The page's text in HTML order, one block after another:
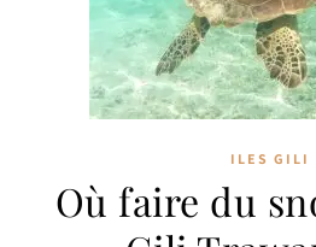
ILES GILI
Où faire du